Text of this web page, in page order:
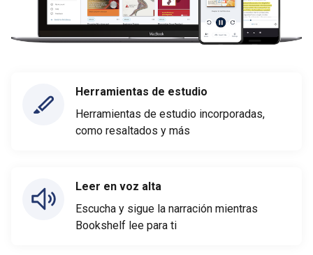
Herramientas de estudio
Herramientas de estudio incorporadas,
como resaltados y más
Leer en voz alta
Escucha y sigue la narración mientras
Bookshelf lee para ti